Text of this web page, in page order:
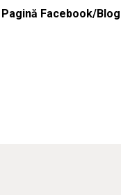
Pagină Facebook/Blog